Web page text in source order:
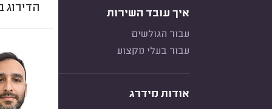
איך עובד השירות
עבור הגולשים
עבור בעלי מקצוע
אודות מידרג